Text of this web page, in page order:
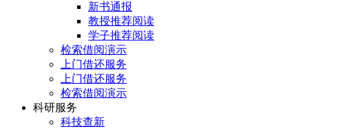
新书通报
教授推荐阅读
学子推荐阅读
检索借阅演示
上门借还服务
上门借还服务
检索借阅演示
科研服务
科技查新